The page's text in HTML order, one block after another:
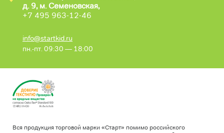
д. 9, м. Семеновская,
+7 495 963-12-46
info@startkid.ru
пн.-пт. 09:30 — 18:00
Вся продукция торговой марки «Старт» помимо российского